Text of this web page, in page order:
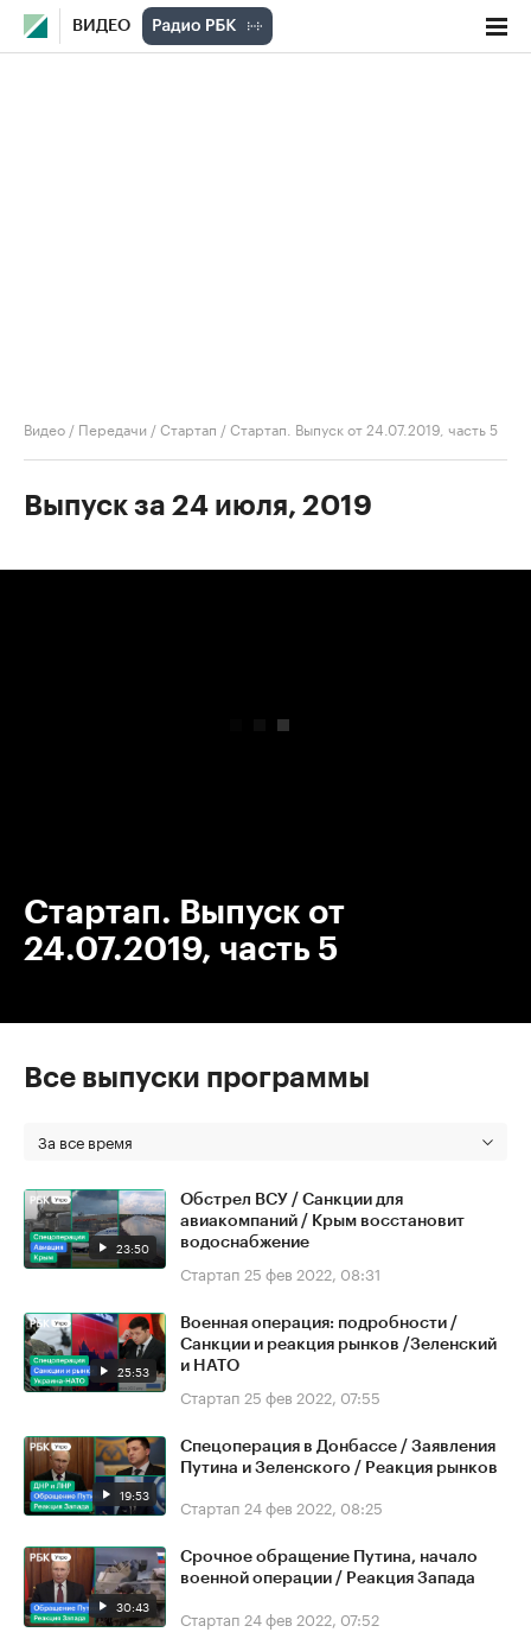
ВИДЕО
Видео / Передачи /Стартап /Стартап. Выпуск от 24.07.2019, часть 5
Выпуск за 24 июля, 2019
Стартап. Выпуск от
24.07.2019, часть 5
Все выпуски программы
За все время
23:50
Обстрел ВСУ / Санкции для
авиакомпаний / Крым восстановит
водоснабжение
Стартап 25 фев 2022, 08:31
25:53
Военная операция: подробности /
Санкции и реакция рынков /Зеленский
и НАТО
Стартап 25 фев 2022, 07:55
19:53
Спецоперация в Донбассе / Заявления
Путина и Зеленского / Реакция рынков
Стартап 24 фев 2022, 08:25
30:43
Срочное обращение Путина, начало
военной операции / Реакция Запада
Стартап 24 фев 2022, 07:52